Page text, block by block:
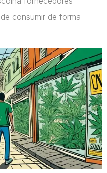
consumir de forma